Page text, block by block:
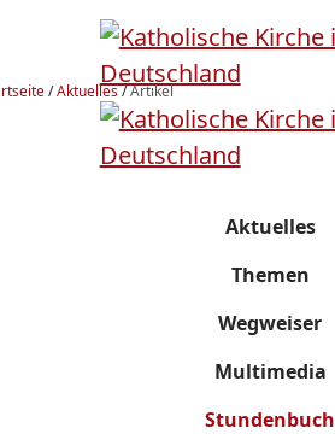
/Aktuelles/Artikel
Aktuelles
Themen
Wegweiser
Multimedia
Stundenbuch